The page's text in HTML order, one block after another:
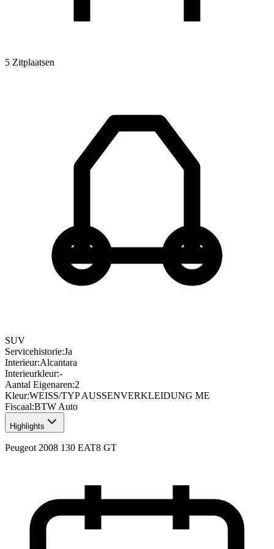
5 Zitplaatsen
SUV
Servicehistorie:Ja
Interieur:Alcantara
Interieurkleur:-
Aantal Eigenaren:2
Kleur:WEISS/TYP AUSSENVERKLEIDUNG ME
Fiscaal:BTW Auto
Highlights
Peugeot 2008 130 EAT8 GT